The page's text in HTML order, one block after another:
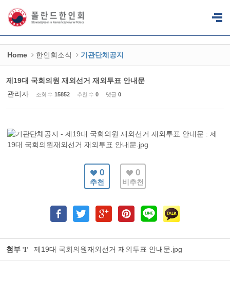
Home 한인회소식 기관단체공지
제19대 국회의원 재외선거 재외투표 안내문
관리자
조회 수 15852 추천 수 0 댓글 0
0
추천
0
비추천
첨부 '1' 제19대 국회의원재외선거 재외투표 안내문.jpg